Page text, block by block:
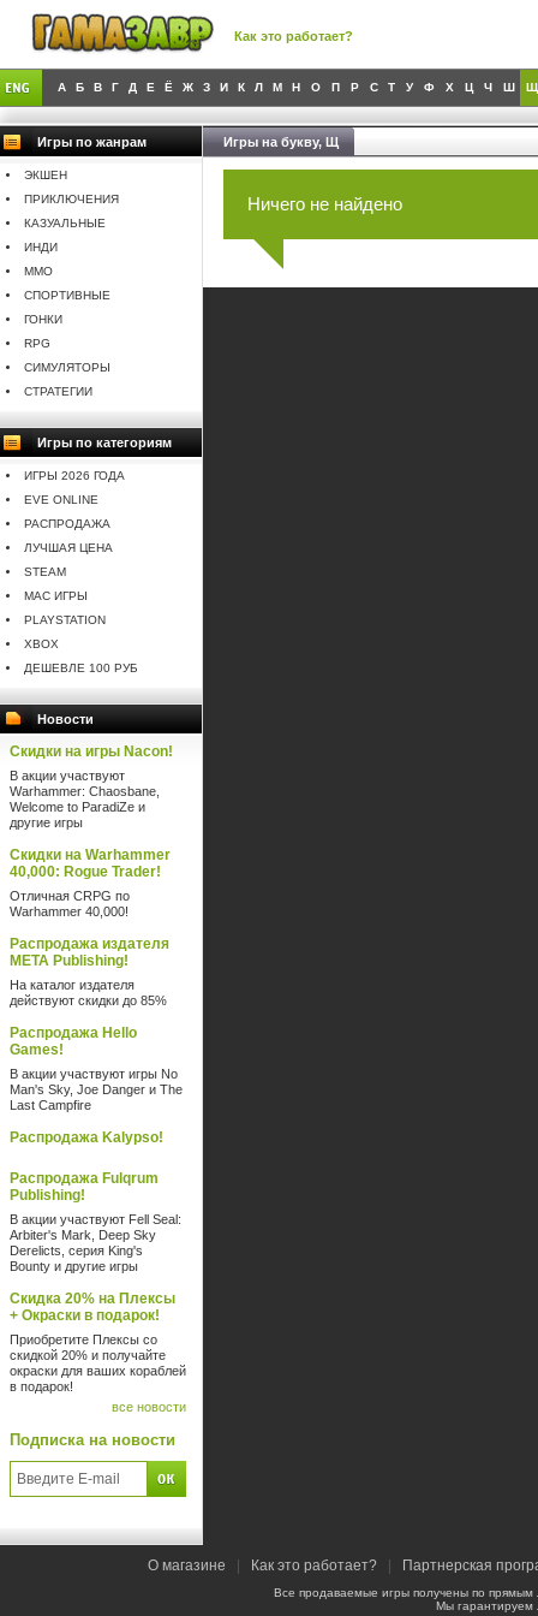
Как это работает?
А Б В Г Д Е Ё Ж З И К Л М Н О П Р С Т У Ф Х Ц Ч Ш Щ
Игры по жанрам
ЭКШЕН
ПРИКЛЮЧЕНИЯ
КАЗУАЛЬНЫЕ
ИНДИ
MMO
СПОРТИВНЫЕ
ГОНКИ
RPG
СИМУЛЯТОРЫ
СТРАТЕГИИ
Игры по категориям
ИГРЫ 2026 ГОДА
EVE ONLINE
РАСПРОДАЖА
ЛУЧШАЯ ЦЕНА
STEAM
MAC ИГРЫ
PLAYSTATION
XBOX
ДЕШЕВЛЕ 100 РУБ
Новости
Скидки на игры Nacon!
В акции участвуют
Warhammer: Chaosbane,
Welcome to ParadiZe и
другие игры
Скидки на Warhammer
40,000: Rogue Trader!
Отличная CRPG по
Warhammer 40,000!
Распродажа издателя
META Publishing!
На каталог издателя
действуют скидки до 85%
Распродажа Hello
Games!
В акции участвуют игры No
Man's Sky, Joe Danger и The
Last Campfire
Распродажа Kalypso!
Распродажа Fulqrum
Publishing!
В акции участвуют Fell Seal:
Arbiter's Mark, Deep Sky
Derelicts, серия King's
Bounty и другие игры
Скидка 20% на Плексы
+ Окраски в подарок!
Приобретите Плексы со
скидкой 20% и получайте
окраски для ваших кораблей
в подарок!
все новости
Подписка на новости
Игры на букву, Щ
Ничего не найдено
О магазине Как это работает? Партнерская
Все продаваемые игры получены по
Мы гарантируем